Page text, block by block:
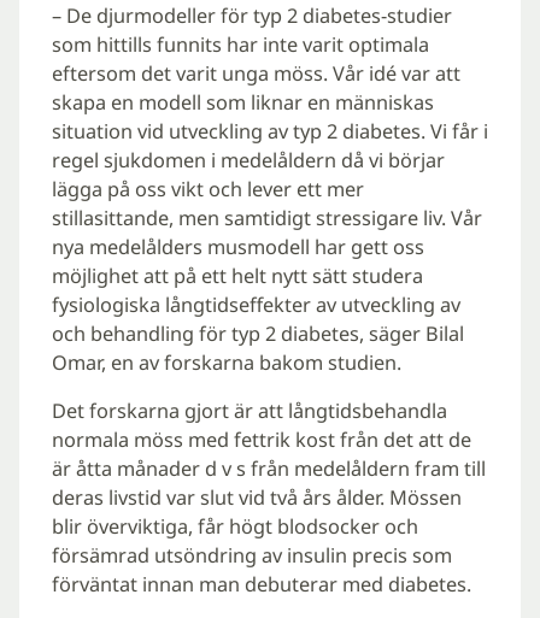
– De djurmodeller för typ 2 diabetes-studier
som hittills funnits har inte varit optimala
eftersom det varit unga möss. Vår idé var att
skapa en modell som liknar en människas
situation vid utveckling av typ 2 diabetes. Vi får i
regel sjukdomen i medelåldern då vi börjar
lägga på oss vikt och lever ett mer
stillasittande, men samtidigt stressigare liv. Vår
nya medelålders musmodell har gett oss
möjlighet att på ett helt nytt sätt studera
fysiologiska långtidseffekter av utveckling av
och behandling för typ 2 diabetes, säger Bilal
Omar, en av forskarna bakom studien.
Det forskarna gjort är att långtidsbehandla
normala möss med fettrik kost från det att de
är åtta månader d v s från medelåldern fram till
deras livstid var slut vid två års ålder. Mössen
blir överviktiga, får högt blodsocker och
försämrad utsöndring av insulin precis som
förväntat innan man debuterar med diabetes.